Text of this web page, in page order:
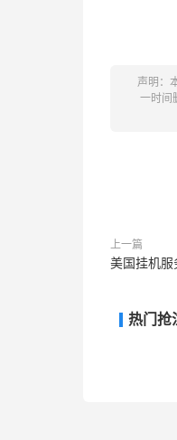
声明：
一时间
上一篇
美国挂机服
热门抢